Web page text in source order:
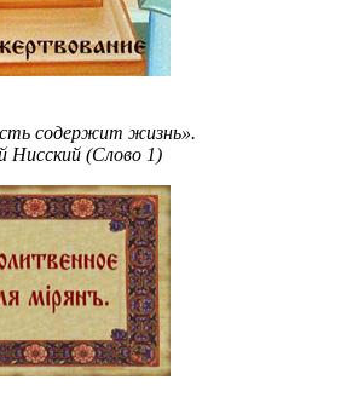
содержит жизнь».
Нисский (Слово 1)